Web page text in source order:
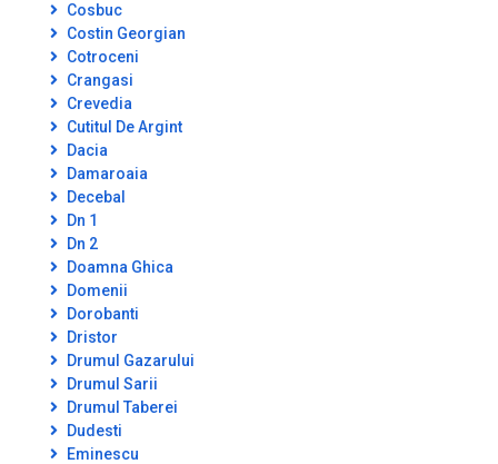
Cosbuc
Costin Georgian
Cotroceni
Crangasi
Crevedia
Cutitul De Argint
Dacia
Damaroaia
Decebal
Dn 1
Dn 2
Doamna Ghica
Domenii
Dorobanti
Dristor
Drumul Gazarului
Drumul Sarii
Drumul Taberei
Dudesti
Eminescu